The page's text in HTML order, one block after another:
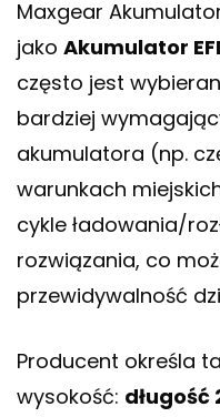
Maxgear
jako Akumulator
często jest
bardziej
akumulatora (np.
warunkach
cykle ładowania/
rozwiązania, co
przewidywalność
Producent określa
wysokość: długość